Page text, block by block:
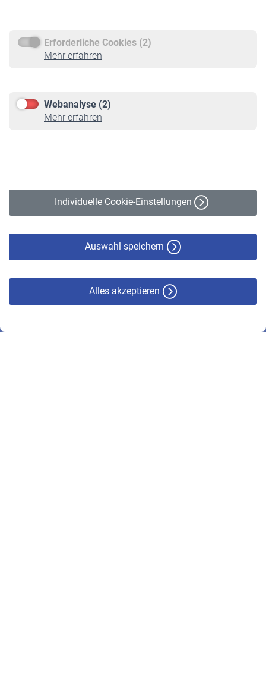
Erforderliche Cookies (2)
Mehr erfahren
Webanalyse (2)
Mehr erfahren
Individuelle Cookie-Einstellungen
Auswahl speichern
Alles akzeptieren
Service
Informationen
Online-Rechner
VBLnewsletter
Erklärung zur Barrierefreiheit
© VBL 2026